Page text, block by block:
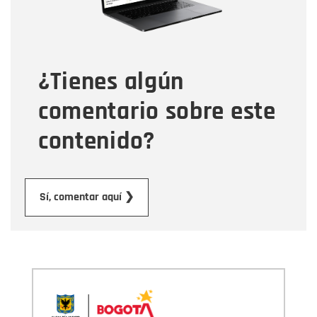
¿Tienes algún
comentario sobre este
contenido?
Sí, comentar aquí ❯
Tipo de comentario
Mensaje